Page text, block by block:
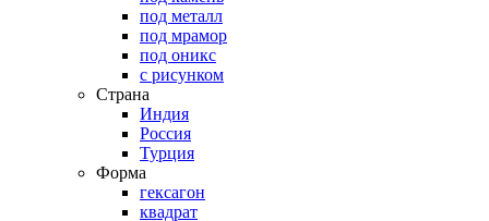
под металл
под мрамор
под оникс
с рисунком
Страна
Индия
Россия
Турция
Форма
гексагон
квадрат